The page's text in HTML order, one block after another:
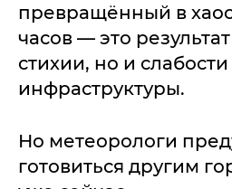
превращённый в
часов — это
стихии, но и
инфраструктуры.
Но метеорологи
готовиться другим